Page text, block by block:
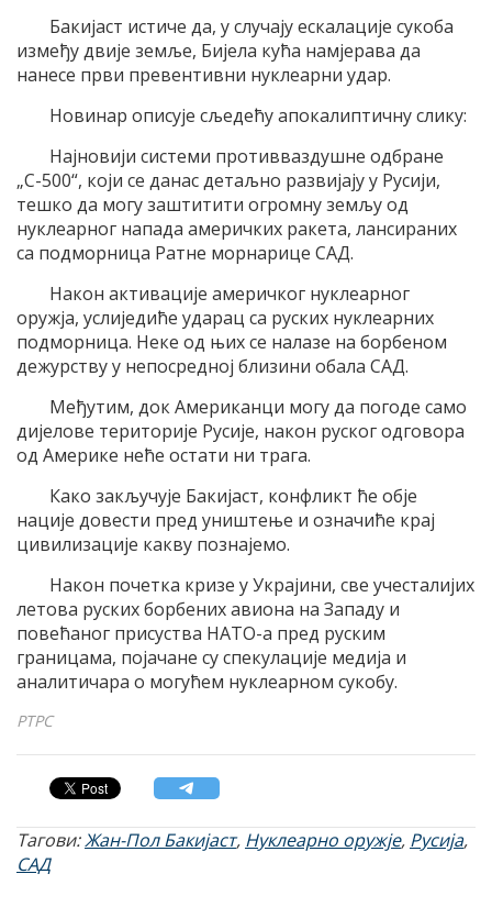
Бакијаст истиче да, у случају ескалације сукоба
између двије земље, Бијела кућа намјерава да
нанесе први превентивни нуклеарни удар.
Новинар описује сљедећу апокалиптичну слику:
Најновији системи противваздушне одбране
„С-500“, који се данас детаљно развијају у Русији,
тешко да могу заштитити огромну земљу од
нуклеарног напада америчких ракета, лансираних
са подморница Ратне морнарице САД.
Након активације америчког нуклеарног
оружја, услиједиће ударац са руских нуклеарних
подморница. Неке од њих се налазе на борбеном
дежурству у непосредној близини обала САД.
Међутим, док Американци могу да погоде само
дијелове територије Русије, након руског одговора
од Америке неће остати ни трага.
Како закључује Бакијаст, конфликт ће обје
нације довести пред уништење и означиће крај
цивилизације какву познајемо.
Након почетка кризе у Украјини, све учесталијих
летова руских борбених авиона на Западу и
повећаног присуства НАТО-а пред руским
границама, појачане су спекулације медија и
аналитичара о могућем нуклеарном сукобу.
РТРС
Тагови:Жан-Пол Бакијаст, Нуклеарно оружје, Русија,
САД